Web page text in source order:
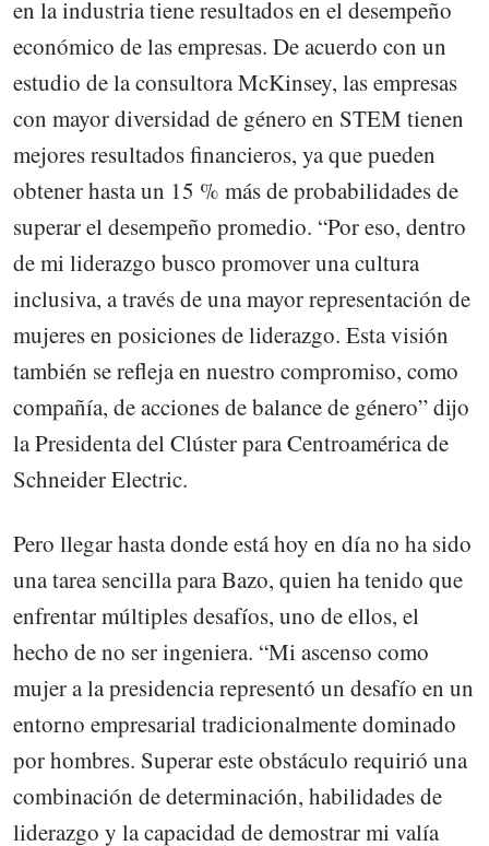
en la industria tiene resultados en el desempeño
económico de las empresas. De acuerdo con un
estudio de la consultora McKinsey, las empresas
con mayor diversidad de género en STEM tienen
mejores resultados financieros, ya que pueden
obtener hasta un 15 % más de probabilidades de
superar el desempeño promedio. “Por eso, dentro
de mi liderazgo busco promover una cultura
inclusiva, a través de una mayor representación de
mujeres en posiciones de liderazgo. Esta visión
también se refleja en nuestro compromiso, como
compañía, de acciones de balance de género” dijo
la Presidenta del Clúster para Centroamérica de
Schneider Electric.
Pero llegar hasta donde está hoy en día no ha sido
una tarea sencilla para Bazo, quien ha tenido que
enfrentar múltiples desafíos, uno de ellos, el
hecho de no ser ingeniera. “Mi ascenso como
mujer a la presidencia representó un desafío en un
entorno empresarial tradicionalmente dominado
por hombres. Superar este obstáculo requirió una
combinación de determinación, habilidades de
liderazgo y la capacidad de demostrar mi valía